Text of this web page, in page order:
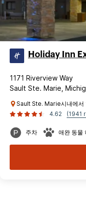
Holiday Inn
1171 Riverview Way
Sault Ste. Marie,
Sault Ste. Marie시내에서
4.62
(1941
주차 애완 동물